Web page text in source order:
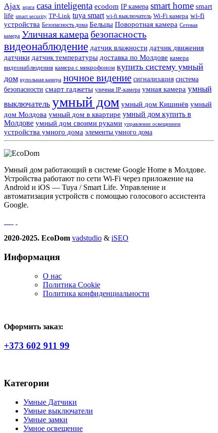
Ajax aqara casa inteligenta ecodom IP камера smart home smart
life smart security TP-Link tuya smart wi-fi выключатель Wi-Fi камера wi-fi
устройства Безопасность дома Бельцы Поворотная камера Сетевая
камера Уличная камера безопасность
видеонаблюдение датчик влажности датчик движения
датчики датчик температуры доставка по Молдове камера
видеонаблюдения камера с микрофоном купить систему умный
дом купольная камера ночное видение сигнализация система
безопасности смарт гаджеты уличная IP-камера умная камера умный
выключатель умный дом умный дом Кишинёв умный
дом Молдова умный дом в квартире умный дом купить в
Молдове умный дом своими руками управление освещением
устройства умного дома элементы умного дома
Умный дом работающий в системе Google Home в Молдове.
Устройства работают по сети Wi-Fi через приложение на
Android и iOS — Tuya / Smart Life. Управление и
автоматизация устройств с помощью голосового ассистента
Google.
2020-2025. EcoDom vadstudio & iSEO
Информация
О нас
Политика Сookie
Политика конфиденциальности
Оформить заказ:
+373 602 911 99
Категории
Умные Датчики
Умные выключатели
Умные замки
Умное освещение